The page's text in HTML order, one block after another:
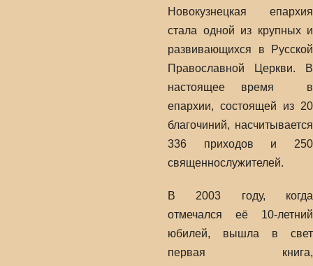
Новокузнецкая епархия
стала одной из крупных и
развивающихся в Русской
Православной Церкви. В
настоящее время в
епархии, состоящей из 20
благочиний, насчитывается
336 приходов и 250
священнослужителей.
В 2003 году, когда
отмечался её 10-летний
юбилей, вышла в свет
первая книга,